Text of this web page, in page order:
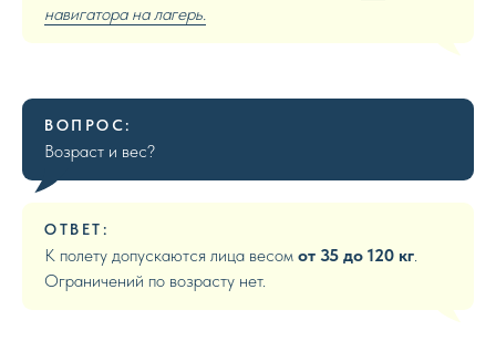
навигатора на лагерь.
ВОПРОС:
Возраст и вес?
ОТВЕТ:
К полету допускаются лица весом от 35 до 120 кг
Ограничений по возрасту нет.